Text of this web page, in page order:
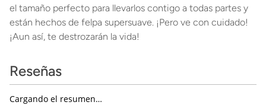
el tamaño perfecto para llevarlos contigo a todas partes y
están hechos de felpa supersuave. ¡Pero ve con cuidado!
¡Aun así, te destrozarán la vida!
Reseñas
Cargando el resumen…